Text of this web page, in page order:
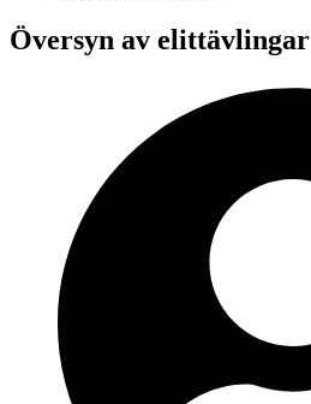
Översyn av elittävlingar